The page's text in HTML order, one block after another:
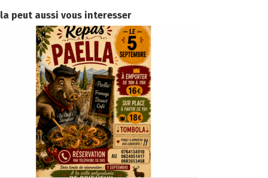
peut aussi vous interesser